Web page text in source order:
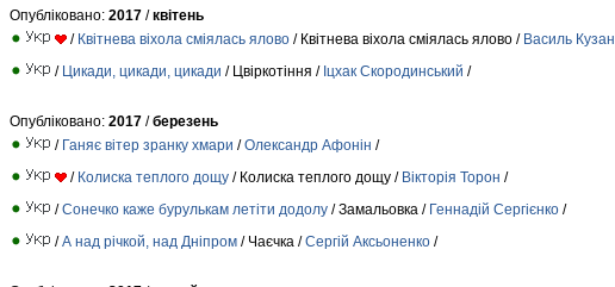
Опубліковано: 2017 /квітень
/ Квітнева віхола сміялась ялово / Квітнева віхола сміялась ялово / Василь Кузан
/ Цикади, цикади, цикади / Цвіркотіння / Іцхак Скородинський /
Опубліковано: 2017 /березень
/ Ганяє вітер зранку хмари /Олександр Афонін /
/ Колиска теплого дощу / Колиска теплого дощу / Вікторія Торон /
/Сонечко каже бурулькам летіти додолу / Замальовка / Геннадій Сергієнко /
/А над річкой, над Дніпром / Чаєчка /Сергій Аксьоненко /